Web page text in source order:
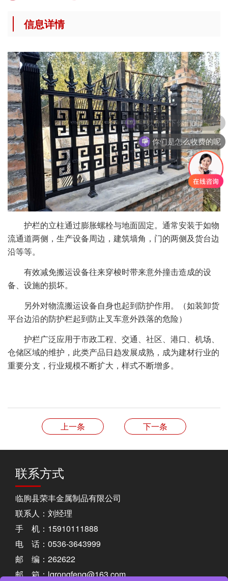
信息详情
护栏的立柱通过膨胀螺栓与地面固定。通常安装于如物
流通道两侧，生产设备周边，建筑墙角，门的两侧及货台边
沿等等。
有效减免搬运设备往来穿梭时带来意外撞击造成的设
备、设施的损坏。
另外对物流搬运设备自身也起到防护作用。（如装卸货
平台边沿的防护栏起到防止叉车意外跌落的危险）
护栏广泛应用于市政工程、交通、社区、港口、机场、
仓储区域的维护，此类产品日趋发展成熟，成为建材行业的
重要分支，行业规模不断扩大，样式不断增多。
上一条 下一条
联系方式
临朐县荣丰金属制品有限公司
联系人：刘经理
手 机：15910111888
电 话：0536-3643999
邮 编：262622
邮 箱：lqrongfeng@163.com
可以介绍下你们的产品么
你们是怎么收费的呢